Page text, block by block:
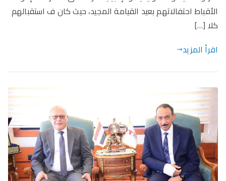
الأقباط احتفالاتهم بعيد القيامة المجيد، حيث كان ف استقبالهم
كلا […]
اقرأ المزيد